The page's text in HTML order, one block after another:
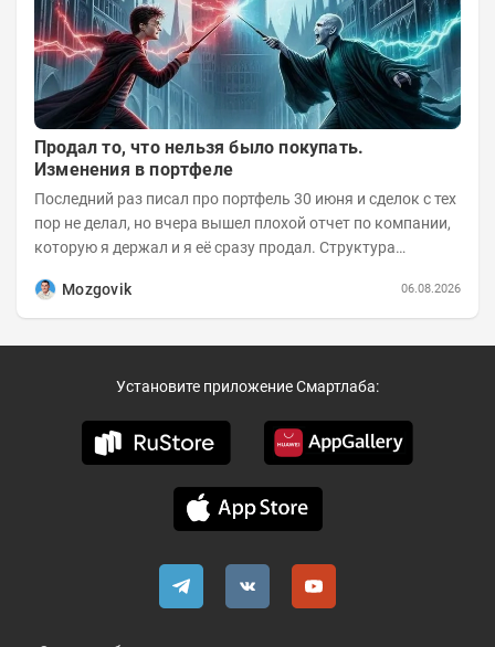
Продал то, что нельзя было покупать.
Изменения в портфеле
Последний раз писал про портфель 30 июня и сделок с тех
пор не делал, но вчера вышел плохой отчет по компании,
которую я держал и я её сразу продал. Структура
Mozgovik
06.08.2026
Установите приложение Смартлаба: